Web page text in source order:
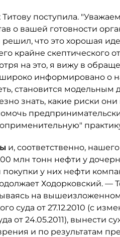
Титову поступила.
о вашей готовности
решил, что это хорошая
крайне скептического
на это, я вижу в
широко информировано о
становится модельным
знать, какие риски они
и, соответственно,
млн тонн нефти у
у них нефти
Ходорковский. —
на
суда от 27.12.2010 (с
от 24.05.2011), вынести
и по результатам